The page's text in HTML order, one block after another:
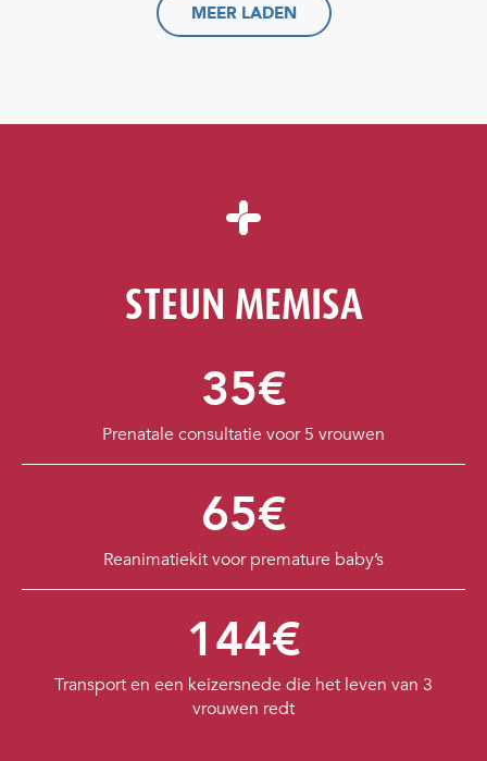
MEER LADEN
STEUN MEMISA
35€
Prenatale consultatie voor 5 vrouwen
65€
Reanimatiekit voor premature baby’s
144€
Transport en een keizersnede die het leven van 3
vrouwen redt